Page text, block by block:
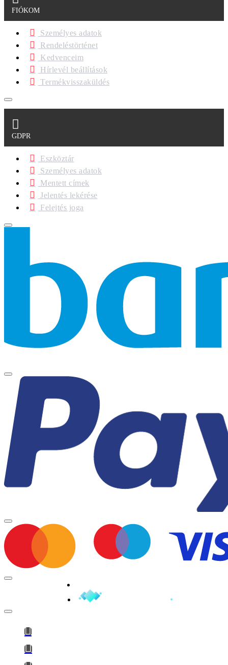
FIÓKOM
Személyes adatok
Rendeléstörténet
Kedvenceim
Hírlevél beállítások
Termékvisszaküldés
GDPR
Eszköztár
Személyes adatok
Mentett címek
Jelentés lekérése
Felejtés joga